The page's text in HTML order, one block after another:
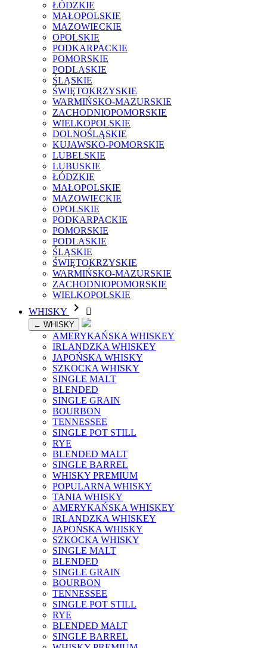
ŁÓDZKIE
MAŁOPOLSKIE
MAZOWIECKIE
OPOLSKIE
PODKARPACKIE
POMORSKIE
PODLASKIE
ŚLĄSKIE
ŚWIĘTOKRZYSKIE
WARMIŃSKO-MAZURSKIE
ZACHODNIOPOMORSKIE
WIELKOPOLSKIE
DOLNOŚLĄSKIE
KUJAWSKO-POMORSKIE
LUBELSKIE
LUBUSKIE
ŁÓDZKIE
MAŁOPOLSKIE
MAZOWIECKIE
OPOLSKIE
PODKARPACKIE
POMORSKIE
PODLASKIE
ŚLĄSKIE
ŚWIĘTOKRZYSKIE
WARMIŃSKO-MAZURSKIE
ZACHODNIOPOMORSKIE
WIELKOPOLSKIE
WHISKY
 
← WHISKY
AMERYKAŃSKA WHISKEY
IRLANDZKA WHISKEY
JAPOŃSKA WHISKY
SZKOCKA WHISKY
SINGLE MALT
BLENDED
SINGLE GRAIN
BOURBON
TENNESSEE
SINGLE POT STILL
RYE
BLENDED MALT
SINGLE BARREL
WHISKY PREMIUM
POPULARNA WHISKY
TANIA WHISKY
AMERYKAŃSKA WHISKEY
IRLANDZKA WHISKEY
JAPOŃSKA WHISKY
SZKOCKA WHISKY
SINGLE MALT
BLENDED
SINGLE GRAIN
BOURBON
TENNESSEE
SINGLE POT STILL
RYE
BLENDED MALT
SINGLE BARREL